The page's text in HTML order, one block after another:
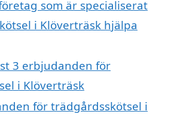
som är specialiserat
i Klöverträsk hjälpa
3 erbjudanden för
i Klöverträsk
för trädgårdsskötsel i